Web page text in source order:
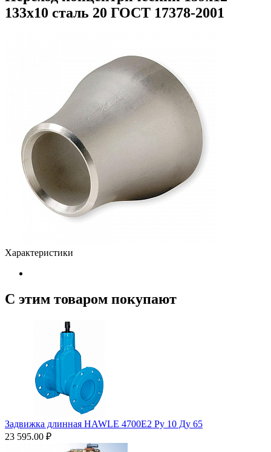
133х10 сталь 20 ГОСТ 17378-2001
Характеристики
С этим товаром покупают
Задвижка длинная HAWLE 4700Е2 Ру 10 Ду 65
23 595.00 ₽